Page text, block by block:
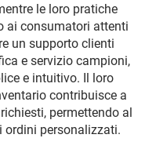
le loro pratiche
ai consumatori attenti
un supporto clienti
e servizio campioni,
e intuitivo. Il loro
contribuisce a
permettendo al
ordini personalizzati.